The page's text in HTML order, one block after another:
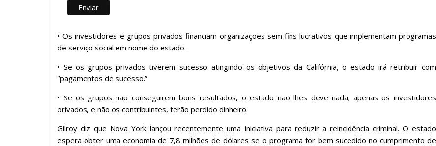
• Os investidores e grupos privados financiam organizações sem fins lucrativos que implementam programas
de serviço social em nome do estado.
• Se os grupos privados tiverem sucesso atingindo os objetivos da Califórnia, o estado irá retribuir com
“pagamentos de sucesso.”
• Se os grupos não conseguirem bons resultados, o estado não lhes deve nada; apenas os investidores
privados, e não os contribuintes, terão perdido dinheiro.
Gilroy diz que Nova York lançou recentemente uma iniciativa para reduzir a reincidência criminal. O estado
espera obter uma economia de 7,8 milhões de dólares se o programa for bem sucedido no cumprimento de